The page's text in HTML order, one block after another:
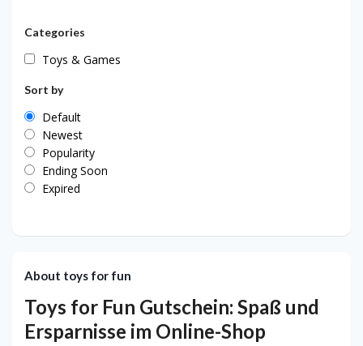
Categories
Toys & Games
Sort by
Default
Newest
Popularity
Ending Soon
Expired
About toys for fun
Toys for Fun Gutschein: Spaß und
Ersparnisse im Online-Shop